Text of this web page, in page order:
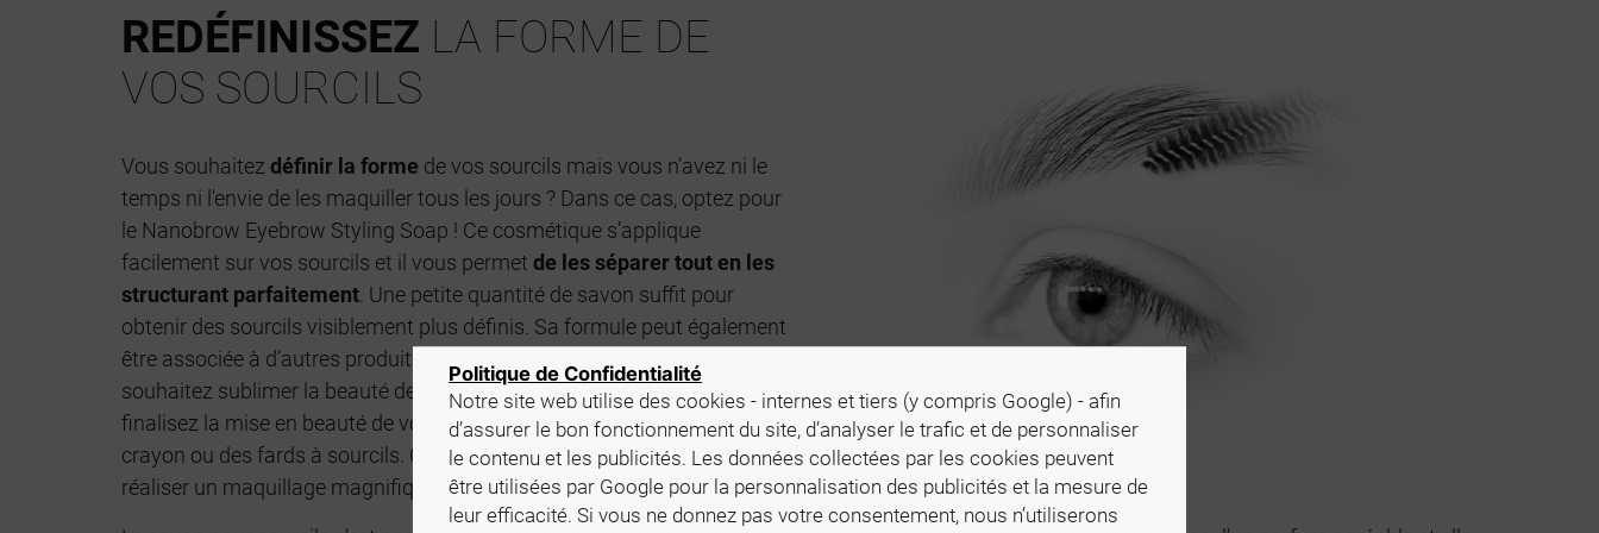
REDÉFINISSEZ LA FORME DE
VOS SOURCILS
Vous souhaitez définir la forme de vos sourcils mais vous n’avez ni le
temps ni l'envie de les maquiller tous les jours ? Dans ce cas, optez pour
le Nanobrow Eyebrow Styling Soap ! Ce cosmétique s’applique
facilement sur vos sourcils et il vous permet de les séparer tout en les
structurant parfaitement . Une petite quantité de savon suffit pour
obtenir des sourcils visiblement plus définis. Sa formule peut également
être associée à d’autres produits de maquillage pour sourcils. Vous
souhaitez sublimer la beauté de votre maquillage ? Appliquez ce savon et
finalisez la mise en beauté de vos sourcils en utilisant une pommade, un
crayon ou des fards à sourcils. Cette méthode s’avère très efficace pour
réaliser un maquillage magnifique qui reste parfaittoute la journée.
Politique de Confidentialité
Notre site web utilise des cookies - internes et tiers (y compris Google) - afin
d’assurer le bon fonctionnement du site, d’analyser le trafic et de personnaliser
le contenu et les publicités. Les données collectées par les cookies peuvent
être utilisées par Google pour la personnalisation des publicités et la mesure de
leur efficacité. Si vous ne donnez pas votre consentement, nous n’utiliserons